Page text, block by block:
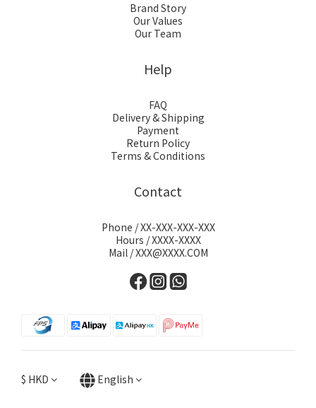
Brand Story
Our Values
Our Team
Help
FAQ
Delivery & Shipping
Payment
Return Policy
Terms & Conditions
Contact
Phone / XX-XXX-XXX-XXX
Hours / XXXX-XXXX
Mail / XXX@XXXX.COM
$ HKD English